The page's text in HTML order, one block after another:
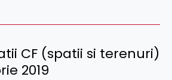
CF (spatii si terenuri)
2019